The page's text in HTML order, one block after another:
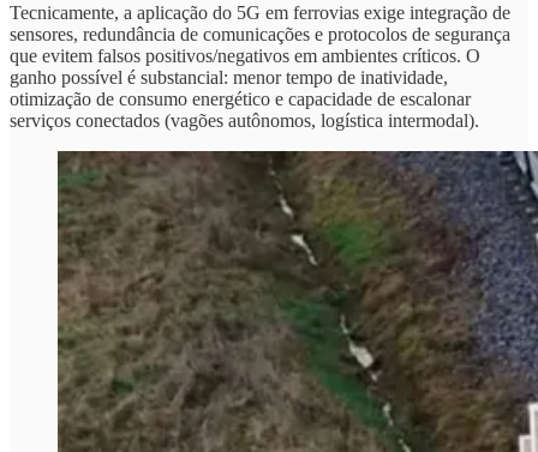
Tecnicamente, a aplicação do 5G em ferrovias exige integração de
sensores, redundância de comunicações e protocolos de segurança
que evitem falsos positivos/negativos em ambientes críticos. O
ganho possível é substancial: menor tempo de inatividade,
otimização de consumo energético e capacidade de escalonar
serviços conectados (vagões autônomos, logística intermodal).